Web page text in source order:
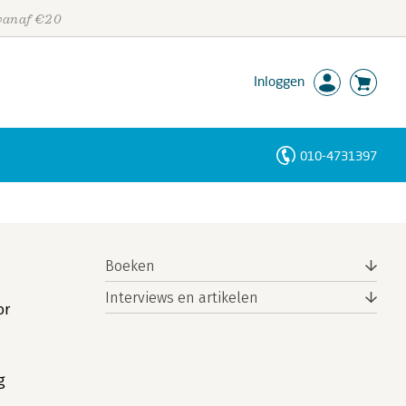
€20
Inloggen
010-4731397
Boeken
Interviews en artikelen
Personen